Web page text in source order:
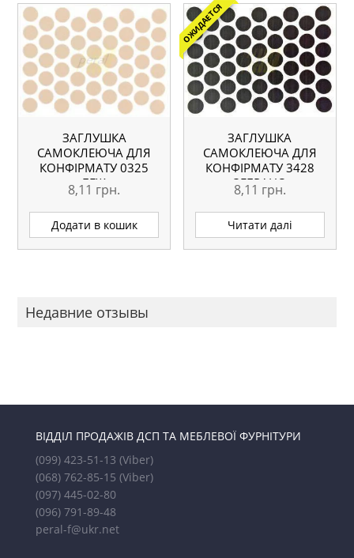
ЗАГЛУШКА
САМОКЛЕЮЧА ДЛЯ
КОНФІРМАТУ 0325
БЕЖ
8,11 грн.
Додати в кошик
ОЖИДАЕТСЯ
ЗАГЛУШКА
САМОКЛЕЮЧА ДЛЯ
КОНФІРМАТУ 3428
ЗЕБРАНО
8,11 грн.
Читати далі
Недавние отзывы
ВІДДІЛ ПРОДАЖІВ ДСП ТА МЕБЛЕВОЇ ФУРНІТУРИ
(099) 423-51-13 (Viber)
(068) 762-85-15 (Viber)
(097) 445-02-80
(096) 791-89-48
peral-f@ukr.net